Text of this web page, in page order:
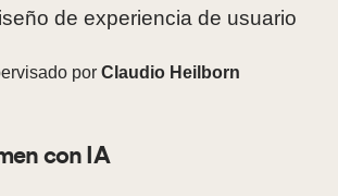
por Claudio Heilborn
con IA